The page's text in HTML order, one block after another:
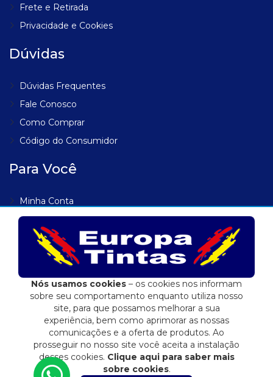
Frete e Retirada
Privacidade e Cookies
Dúvidas
Dúvidas Frequentes
Fale Conosco
Como Comprar
Código do Consumidor
Para Você
Minha Conta
Meus Endereços
Meus Pedidos
Lista de Desejos
Rastrear Pedido
Eduardo Jose Fidalgo EPP | 04.557.284/0001-72
E-commerce integrado ao ERP Control Shop
© 2022 Max Scalla Informática | Todos os direitos reservados
Nós usamos cookies – os cookies nos informam
sobre seu comportamento enquanto utiliza nosso
site, para que possamos melhorar a sua
experiência, bem como aprimorar as nossas
comunicações e a oferta de produtos. Ao
prosseguir no nosso site você aceita a instalação
desses cookies. Clique aqui para saber mais
sobre cookies.